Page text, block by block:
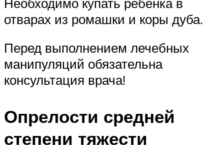
отварах из ромашки и коры дуба.
Перед выполнением лечебных
манипуляций обязательна
консультация врача!
Опрелости средней
степени тяжести